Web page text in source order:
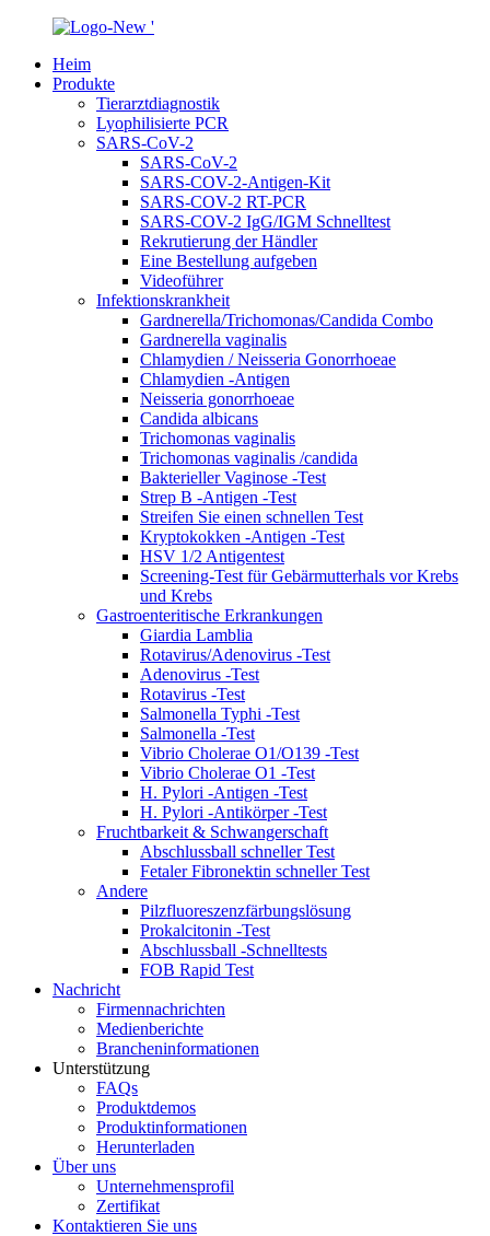
Heim
Produkte
Tierarztdiagnostik
Lyophilisierte PCR
SARS-CoV-2
SARS-CoV-2
SARS-COV-2-Antigen-Kit
SARS-COV-2 RT-PCR
SARS-COV-2 IgG/IGM Schnelltest
Rekrutierung der Händler
Eine Bestellung aufgeben
Videoführer
Infektionskrankheit
Gardnerella/Trichomonas/Candida Combo
Gardnerella vaginalis
Chlamydien / Neisseria Gonorrhoeae
Chlamydien -Antigen
Neisseria gonorrhoeae
Candida albicans
Trichomonas vaginalis
Trichomonas vaginalis /candida
Bakterieller Vaginose -Test
Strep B -Antigen -Test
Streifen Sie einen schnellen Test
Kryptokokken -Antigen -Test
HSV 1/2 Antigentest
Screening-Test für Gebärmutterhals vor Krebs
und Krebs
Gastroenteritische Erkrankungen
Giardia Lamblia
Rotavirus/Adenovirus -Test
Adenovirus -Test
Rotavirus -Test
Salmonella Typhi -Test
Salmonella -Test
Vibrio Cholerae O1/O139 -Test
Vibrio Cholerae O1 -Test
H. Pylori -Antigen -Test
H. Pylori -Antikörper -Test
Fruchtbarkeit & Schwangerschaft
Abschlussball schneller Test
Fetaler Fibronektin schneller Test
Andere
Pilzfluoreszenzfärbungslösung
Prokalcitonin -Test
Abschlussball -Schnelltests
FOB Rapid Test
Nachricht
Firmennachrichten
Medienberichte
Brancheninformationen
Unterstützung
FAQs
Produktdemos
Produktinformationen
Herunterladen
Über uns
Unternehmensprofil
Zertifikat
Kontaktieren Sie uns